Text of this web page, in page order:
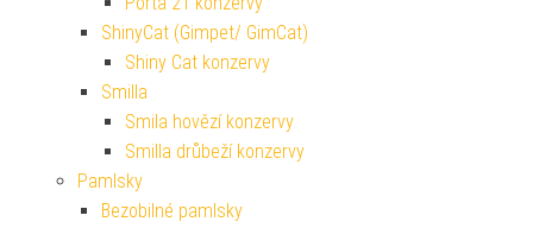
ShinyCat (Gimpet/ GimCat)
Shiny Cat konzervy
Smilla
Smila hovězí konzervy
Smilla drůbeží konzervy
Pamlsky
Bezobilné pamlsky